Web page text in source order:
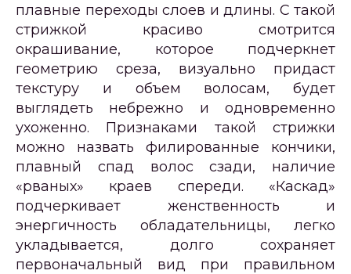
плавные переходы слоев и длины. С такой
стрижкой красиво смотрится
окрашивание, которое подчеркнет
геометрию среза, визуально придаст
текстуру и объем волосам, будет
выглядеть небрежно и одновременно
ухоженно. Признаками такой стрижки
можно назвать филированные кончики,
плавный спад волос сзади, наличие
«рваных» краев спереди. «Каскад»
подчеркивает женственность и
энергичность обладательницы, легко
укладывается, долго сохраняет
первоначальный вид при правильном